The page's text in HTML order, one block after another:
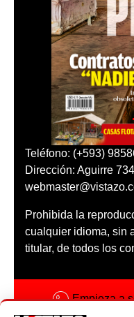
Teléfono: (+593)
Dirección: Aguirre
Prohibida la
cualquier idioma, sin
titular, de todos los
Empieza a